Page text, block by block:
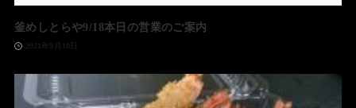
釜めしとらや9/18本日の営業のご案内
2021年9月18日